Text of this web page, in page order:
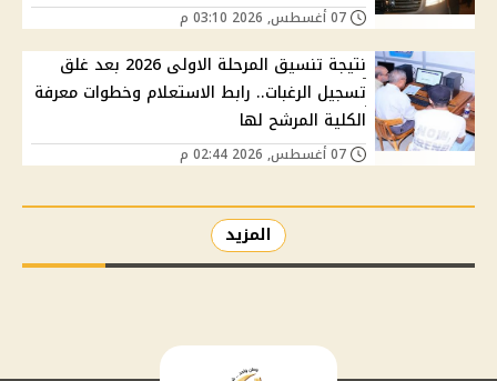
نتيجة تنسيق المرحلة الاولى 2026 بعد غلق
تسجيل الرغبات.. رابط الاستعلام وخطوات معرفة
الكلية المرشح لها
المزيد